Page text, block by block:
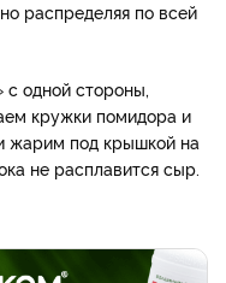
распределяя по всей
одной стороны,
кружки помидора и
жарим под крышкой на
не расплавится сыр.